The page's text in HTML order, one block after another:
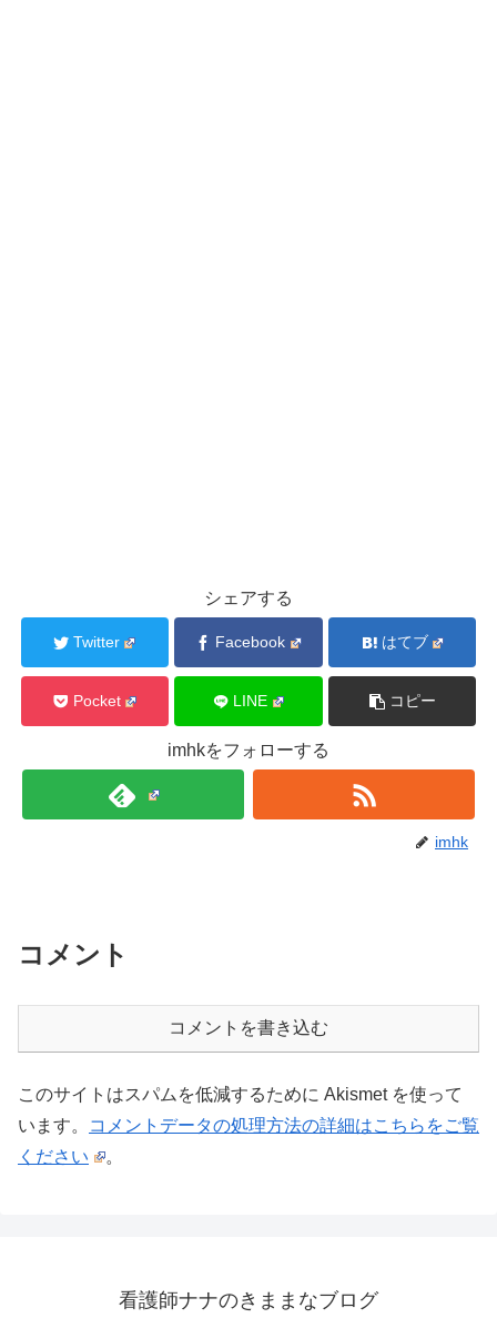
シェアする
Twitter Facebook はてブ
Pocket LINE コピー
imhkをフォローする
imhk
コメント
コメントを書き込む
このサイトはスパムを低減するために Akismet を使って
います。
コメントデータの処理方法の詳細はこちらをご覧
ください
。
看護師ナナのきままなブログ